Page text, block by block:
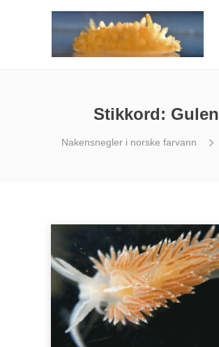
Stikkord: Gulen
Nakensnegler i norske farvann